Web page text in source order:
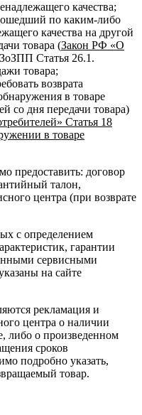
качества;
по каким-либо
качества на другой
товара (Закон РФ «О
Статья 26.1.
товара;
возврата
в товаре
со дня передачи товара)
Статья 18
в товаре
предоставить: договор
талон,
центра (при возврате
с определением
гарантии
сервисными
на сайте
рекламация и
центра о наличии
либо о произведенном
сроков
подробно указать,
товар.